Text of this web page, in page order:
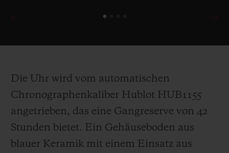
Die Uhr wird vom automatischen
Chronographenkaliber Hublot HUB1155
angetrieben, das eine Gangreserve von 42
Stunden bietet. Ein Gehäuseboden aus
blauer Keramik mit einem Einsatz aus